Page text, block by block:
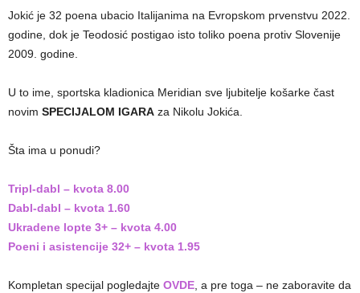
Jokić je 32 poena ubacio Italijanima na Evropskom prvenstvu 2022.
godine, dok je Teodosić postigao isto toliko poena protiv Slovenije
2009. godine.
U to ime, sportska kladionica Meridian sve ljubitelje košarke čast
novim SPECIJALOM IGARA za Nikolu Jokića.
Šta ima u ponudi?
Tripl-dabl – kvota 8.00
Dabl-dabl – kvota 1.60
Ukradene lopte 3+ – kvota 4.00
Poeni i asistencije 32+ – kvota 1.95
Kompletan specijal pogledajte OVDE, a pre toga – ne zaboravite da